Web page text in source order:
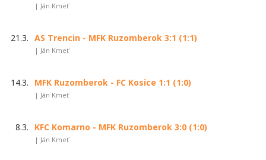
| Ján Kmeť
21.3. AS Trencin - MFK Ruzomberok 3:1 (1:1)
| Ján Kmeť
14.3. MFK Ruzomberok - FC Kosice 1:1 (1:0)
| Ján Kmeť
8.3. KFC Komarno - MFK Ruzomberok 3:0 (1:0)
| Ján Kmeť